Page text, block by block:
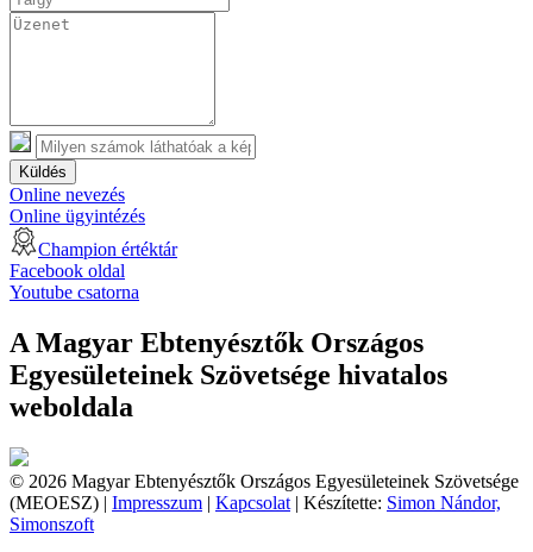
Küldés
Online nevezés
Online ügyintézés
Champion értéktár
Facebook oldal
Youtube csatorna
A Magyar Ebtenyésztők Országos
Egyesületeinek Szövetsége hivatalos
weboldala
© 2026 Magyar Ebtenyésztők Országos Egyesületeinek Szövetsége
(MEOESZ) | Impresszum | Kapcsolat | Készítette: Simon Nándor,
Simonszoft